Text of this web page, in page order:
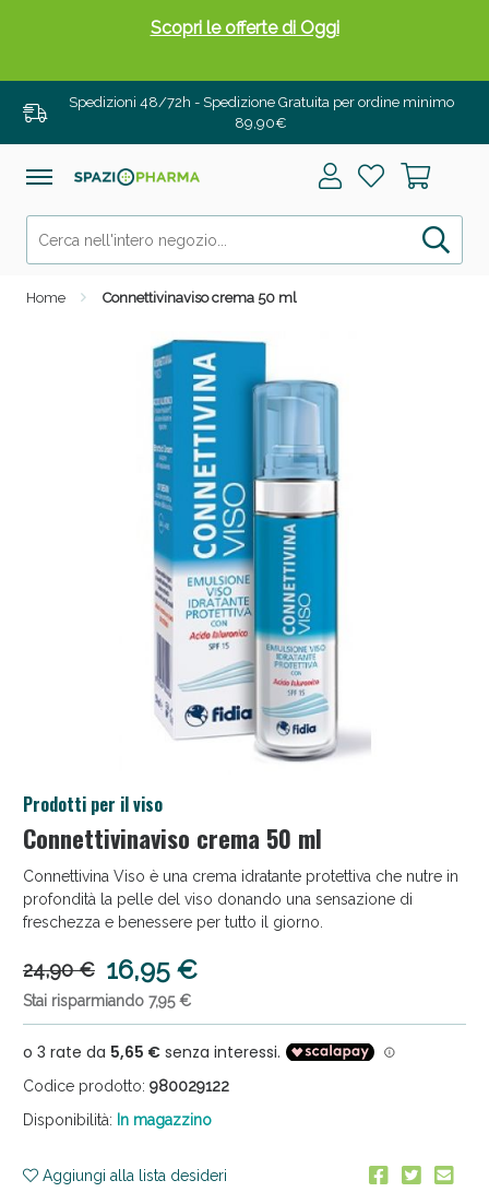
Spedizioni 48/72h - Spedizione Gratuita per ordine minimo
89,90€
Home Connettivinaviso crema 50 ml
Prodotti per il viso
Connettivinaviso crema 50 ml
Connettivina Viso è una crema idratante protettiva che nutre in
profondità la pelle del viso donando una sensazione di
freschezza e benessere per tutto il giorno.
24,90 € 16,95 €
Stai risparmiando 7,95 €
Codice prodotto: 980029122
Disponibilità: In magazzino
Aggiungi alla lista desideri
Scopri le offerte di Oggi
Drenanti e Pancia Piatta: Sconti fino al 55% validi
solo per OGGI!
Salini e Multivitaminici: oggi Sconto extra fino al
Anticellulite e Fanghi: Sconto fino al 40% valido